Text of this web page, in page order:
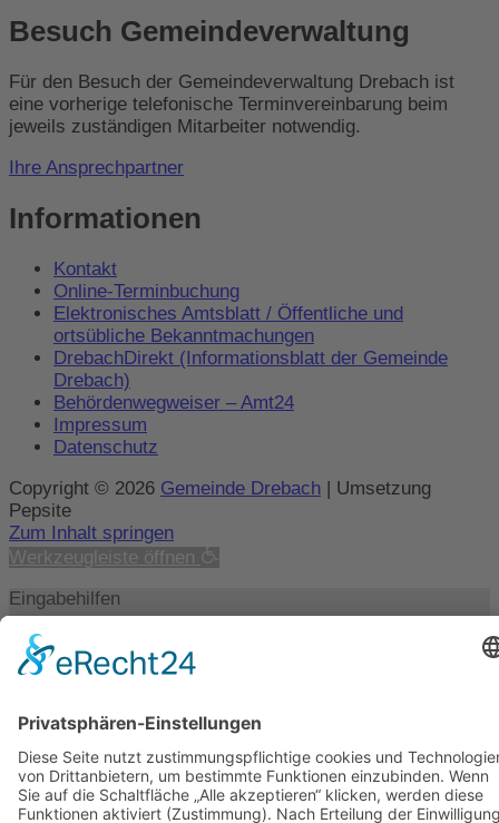
Besuch Gemeindeverwaltung
Für den Besuch der Gemeindeverwaltung Drebach ist
eine vorherige telefonische Terminvereinbarung beim
jeweils zuständigen Mitarbeiter notwendig.
Ihre Ansprechpartner
Informationen
Kontakt
Online-Terminbuchung
Elektronisches Amtsblatt / Öffentliche und
ortsübliche Bekanntmachungen
DrebachDirekt (Informationsblatt der Gemeinde
Drebach)
Behördenwegweiser – Amt24
Impressum
Datenschutz
Copyright © 2026 Gemeinde Drebach | Umsetzung
Pepsite
Zum Inhalt springen
Werkzeugleiste öffnen
Eingabehilfen
Text verkleinern
Hoher Kontrast
Negativer Kontrast
Heller Hintergrund
Links unterstrichen
Lesbare Schriften